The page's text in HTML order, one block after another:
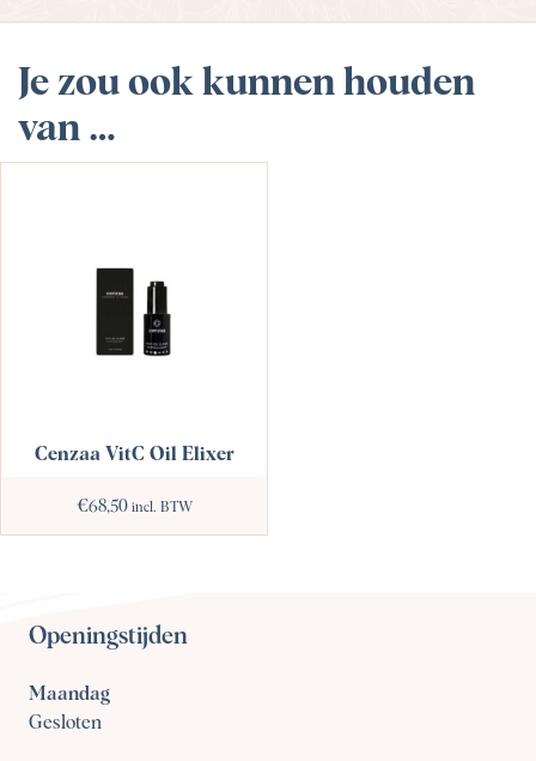
Je zou ook kunnen houden
van …
Cenzaa VitC Oil Elixer
€68,50 incl. BTW
Openingstijden
Maandag
Gesloten